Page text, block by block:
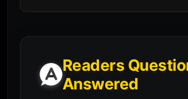
Readers
Answered